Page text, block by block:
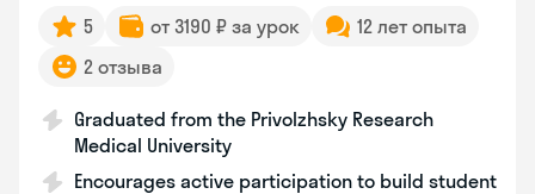
5 от 3190 ₽ за урок
12 лет опыта
2 отзыва
Graduated from the Privolzhsky Research
Medical University
Encourages active participation to build student